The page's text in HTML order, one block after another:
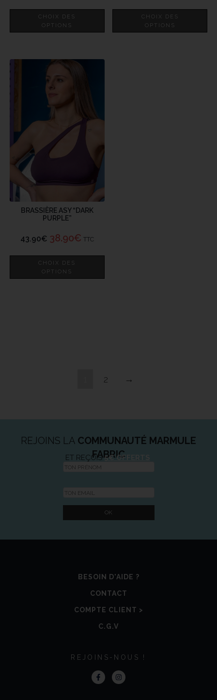
CHOIX DES
OPTIONS
CHOIX DES
OPTIONS
BRASSIÈRE ASY “DARK
PURPLE”
43.90€ 38.90€ TTC
CHOIX DES
OPTIONS
2 →
REJOINS LA COMMUNAUTÉ MARMULE
FABRIC
ET REÇOIS5€ OFFERTS
BESOIN D'AIDE ?
CONTACT
COMPTE CLIENT >
C.G.V
REJOINS-NOUS !